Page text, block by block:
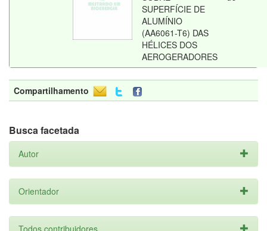
SUPERFÍCIE DE
ALUMÍNIO
(AA6061-T6) DAS
HÉLICES DOS
AEROGERADORES
Compartilhamento
Busca facetada
Autor
Orientador
Todos contribuidores